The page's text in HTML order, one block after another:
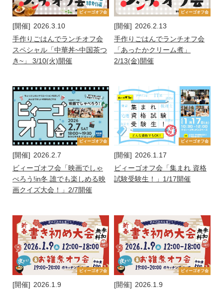
ビィーゴオフ会
[開催] 2026.3.10
手作りごはんでランチオフ会
スペシャル「中華丼~中国茶つ
き~」 3/10(火)開催
ビィーゴオフ会
[開催] 2026.2.13
手作りごはんでランチオフ会
「あったかクリーム煮」
2/13(金)開催
ビィーゴオフ会
[開催] 2026.2.7
ビィーゴオフ会「映画でしゃ
べろう!in冬 誰でも楽しめる映
画クイズ大会！」2/7開催
ビィーゴオフ会
[開催] 2026.1.17
ビィーゴオフ会「集まれ 資格
試験受験生！」1/17開催
ビィーゴオフ会
[開催] 2026.1.9
ビィーゴオフ会
[開催] 2026.1.9